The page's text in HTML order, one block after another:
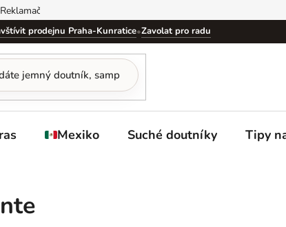
Reklamační řád Podmínky
prodejnu Praha-Kunratice•Zavolat pro radu
Mexiko Suché doutníky Tipy